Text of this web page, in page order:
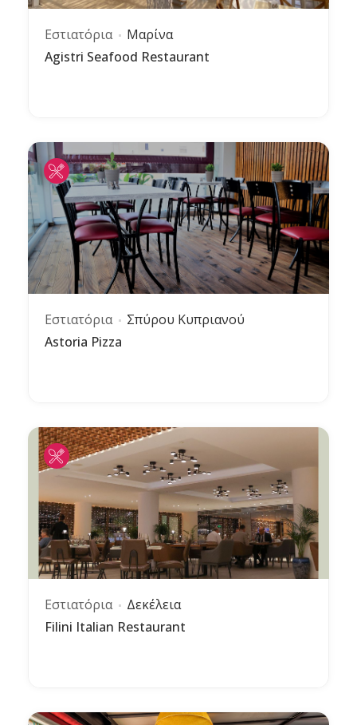
Εστιατόρια
Μαρίνα
Agistri Seafood Restaurant
Εστιατόρια
Σπύρου Κυπριανού
Astoria Pizza
Εστιατόρια
Δεκέλεια
Filini Italian Restaurant